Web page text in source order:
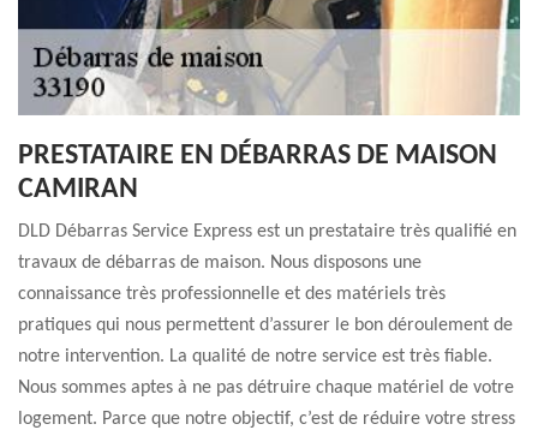
PRESTATAIRE EN DÉBARRAS DE MAISON
CAMIRAN
DLD Débarras Service Express est un prestataire très qualifié en
travaux de débarras de maison. Nous disposons une
connaissance très professionnelle et des matériels très
pratiques qui nous permettent d’assurer le bon déroulement de
notre intervention. La qualité de notre service est très fiable.
Nous sommes aptes à ne pas détruire chaque matériel de votre
logement. Parce que notre objectif, c’est de réduire votre stress